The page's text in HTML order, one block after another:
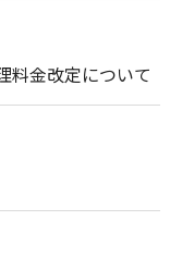
料金改定について